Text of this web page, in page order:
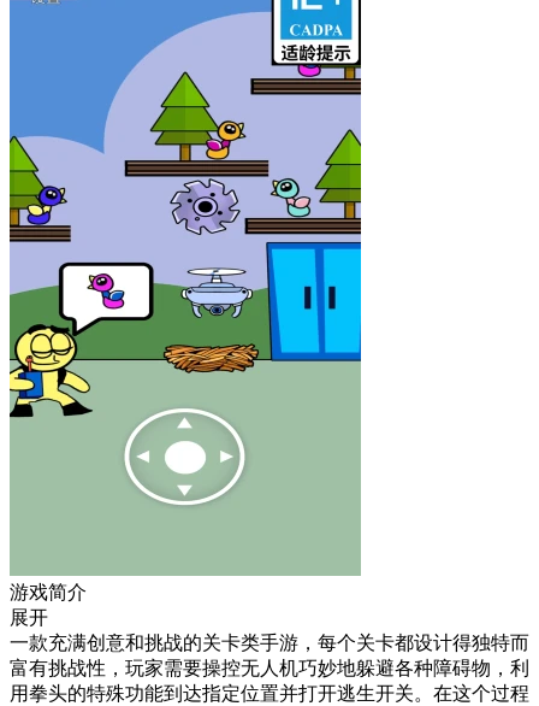
游戏简介
展开
一款充满创意和挑战的关卡类手游，每个关卡都设计得独特而
富有挑战性，玩家需要操控无人机巧妙地躲避各种障碍物，利
用拳头的特殊功能到达指定位置并打开逃生开关。在这个过程